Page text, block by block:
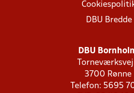
DBU Bredde
DBU
Torneværksvej
3700 Rønne
Telefon: 5695